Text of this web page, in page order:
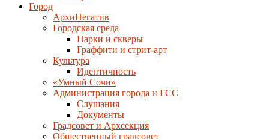
Город
АрхиНегатив
Городская среда
Парки и скверы
Граффити и стрит-арт
Культура
Идентичность
«Умный Сочи»
Администрация города и ГСС
Слушания
Документы
Градсовет и Архсекция
Общественный градсовет